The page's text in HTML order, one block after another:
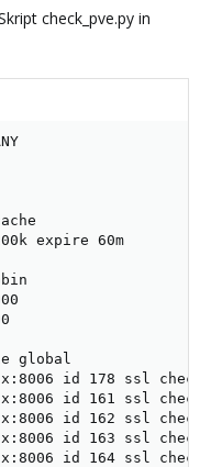
check_pve.py in
expire 60m
global
id 178 ssl
id 161 ssl
id 162 ssl
id 163 ssl
id 164 ssl